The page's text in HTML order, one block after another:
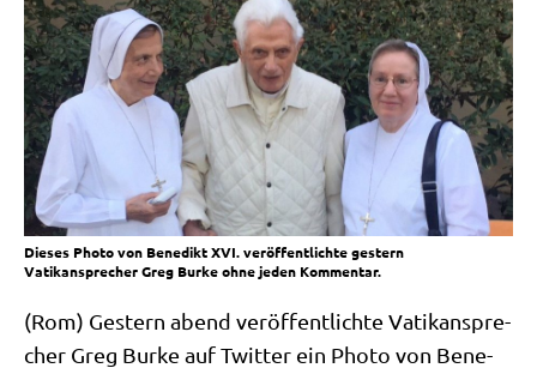
Dieses Photo von Benedikt XVI. veröffentlichte gestern
Vatikansprecher Greg Burke ohne jeden Kommentar.
(Rom) Gestern abend ver­öf­fent­lich­te Vati­kan­spre­
cher Greg Bur­ke auf Twit­ter ein Pho­to von Bene­